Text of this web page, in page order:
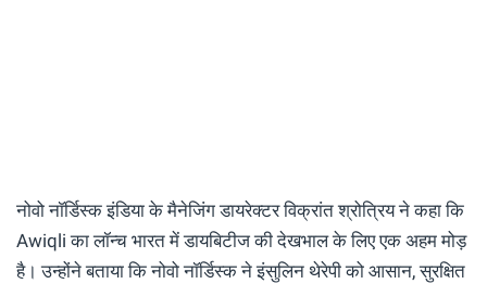
नोवो नॉर्डिस्क इंडिया के मैनेजिंग डायरेक्टर विक्रांत श्रोत्रिय ने कहा कि
Awiqli का लॉन्च भारत में डायबिटीज की देखभाल के लिए एक अहम मोड़
है। उन्होंने बताया कि नोवो नॉर्डिस्क ने इंसुलिन थेरेपी को आसान, सुरक्षित